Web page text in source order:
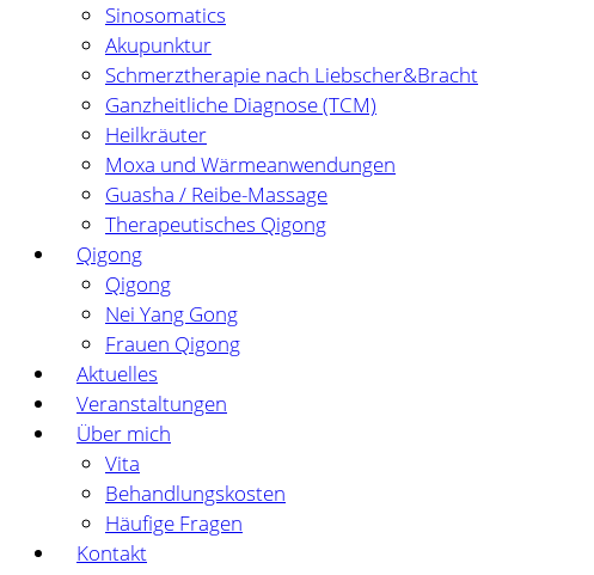
Sinosomatics
Akupunktur
Schmerztherapie nach Liebscher&Bracht
Ganzheitliche Diagnose (TCM)
Heilkräuter
Moxa und Wärmeanwendungen
Guasha / Reibe-Massage
Therapeutisches Qigong
Qigong
Qigong
Nei Yang Gong
Frauen Qigong
Aktuelles
Veranstaltungen
Über mich
Vita
Behandlungskosten
Häufige Fragen
Kontakt